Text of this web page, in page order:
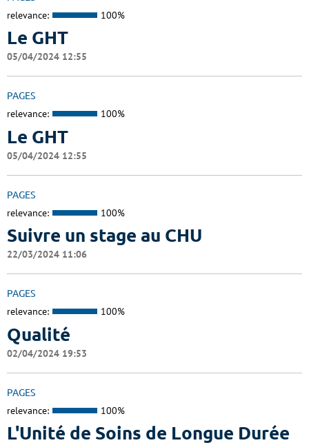
relevance: 100%
Le GHT
05/04/2024 12:55
PAGES
relevance: 100%
Le GHT
05/04/2024 12:55
PAGES
relevance: 100%
Suivre un stage au CHU
22/03/2024 11:06
PAGES
relevance: 100%
Qualité
02/04/2024 19:53
PAGES
relevance: 100%
L'Unité de Soins de Longue Durée